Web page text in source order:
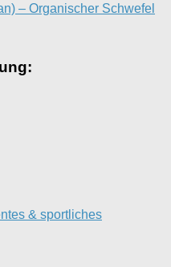
– Organischer Schwefel
& sportliches